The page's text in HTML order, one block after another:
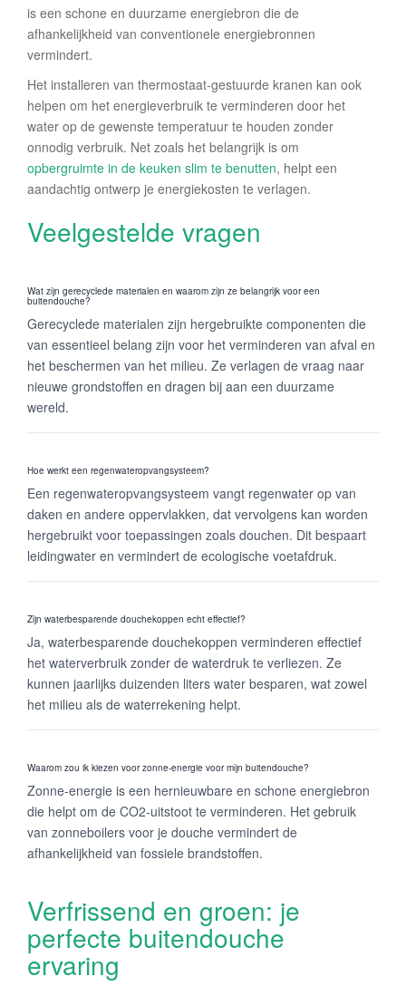
is een schone en duurzame energiebron die de
afhankelijkheid van conventionele energiebronnen
vermindert.
Het installeren van thermostaat-gestuurde kranen kan ook
helpen om het energieverbruik te verminderen door het
water op de gewenste temperatuur te houden zonder
onnodig verbruik. Net zoals het belangrijk is om
opbergruimte in de keuken slim te benutten, helpt een
aandachtig ontwerp je energiekosten te verlagen.
Veelgestelde vragen
Wat zijn gerecyclede materialen en waarom zijn ze belangrijk voor een
buitendouche?
Gerecyclede materialen zijn hergebruikte componenten die
van essentieel belang zijn voor het verminderen van afval en
het beschermen van het milieu. Ze verlagen de vraag naar
nieuwe grondstoffen en dragen bij aan een duurzame
wereld.
Hoe werkt een regenwateropvangsysteem?
Een regenwateropvangsysteem vangt regenwater op van
daken en andere oppervlakken, dat vervolgens kan worden
hergebruikt voor toepassingen zoals douchen. Dit bespaart
leidingwater en vermindert de ecologische voetafdruk.
Zijn waterbesparende douchekoppen echt effectief?
Ja, waterbesparende douchekoppen verminderen effectief
het waterverbruik zonder de waterdruk te verliezen. Ze
kunnen jaarlijks duizenden liters water besparen, wat zowel
het milieu als de waterrekening helpt.
Waarom zou ik kiezen voor zonne-energie voor mijn buitendouche?
Zonne-energie is een hernieuwbare en schone energiebron
die helpt om de CO2-uitstoot te verminderen. Het gebruik
van zonneboilers voor je douche vermindert de
afhankelijkheid van fossiele brandstoffen.
Verfrissend en groen: je
perfecte buitendouche
ervaring